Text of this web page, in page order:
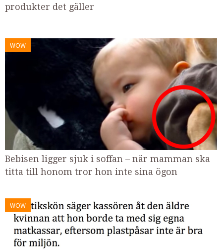
produkter det gäller
WOW
Bebisen ligger sjuk i soffan – när mamman ska
titta till honom tror hon inte sina ögon
WOW